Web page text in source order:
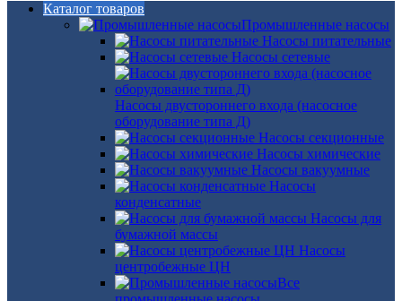
Каталог товаров
Промышленные насосы
Насосы питательные
Насосы сетевые
Насосы двустороннего входа (насосное
оборудование типа Д)
Насосы секционные
Насосы химические
Насосы вакуумные
Насосы
конденсатные
Насосы для
бумажной массы
Насосы
центробежные ЦН
Все